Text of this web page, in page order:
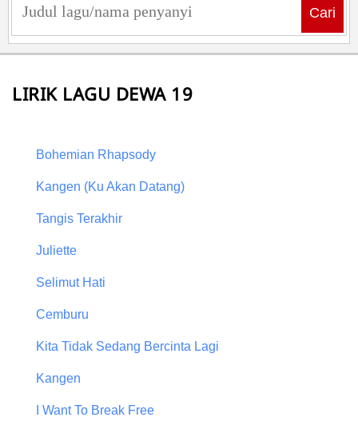
Cari
LIRIK LAGU DEWA 19
Bohemian Rhapsody
Kangen (Ku Akan Datang)
Tangis Terakhir
Juliette
Selimut Hati
Cemburu
Kita Tidak Sedang Bercinta Lagi
Kangen
I Want To Break Free